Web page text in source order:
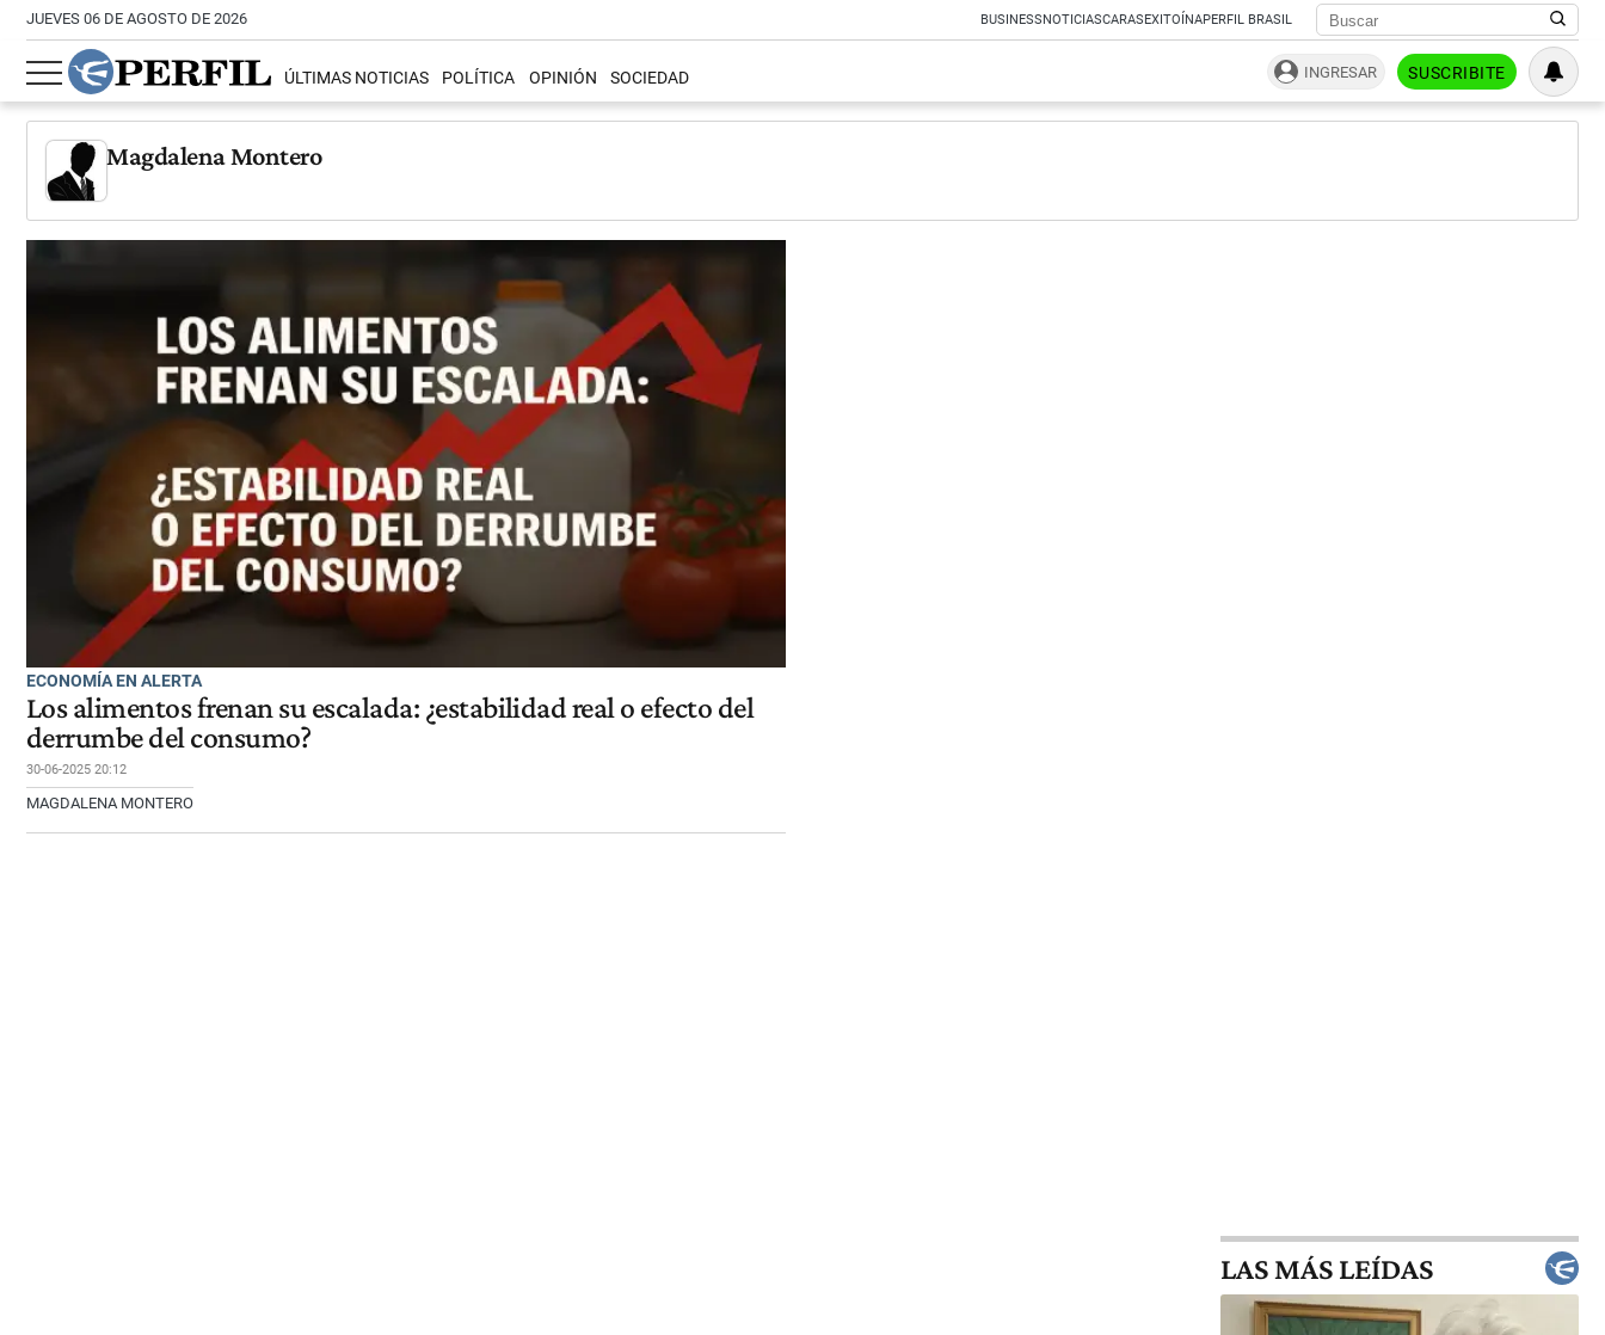
JUEVES 06 DE AGOSTO DE 2026 BUSINESSNOTICIASCARASEXITOÍNAPERFIL BRASIL
ÚLTIMAS NOTICIAS POLÍTICA OPINIÓN SOCIEDAD INGRESAR SUSCRIBITE
Magdalena Montero
ECONOMÍA EN ALERTA
Los alimentos frenan su escalada: ¿estabilidad real o efecto del
derrumbe del consumo?
30-06-2025 20:12
MAGDALENA MONTERO
LAS MÁS LEÍDAS